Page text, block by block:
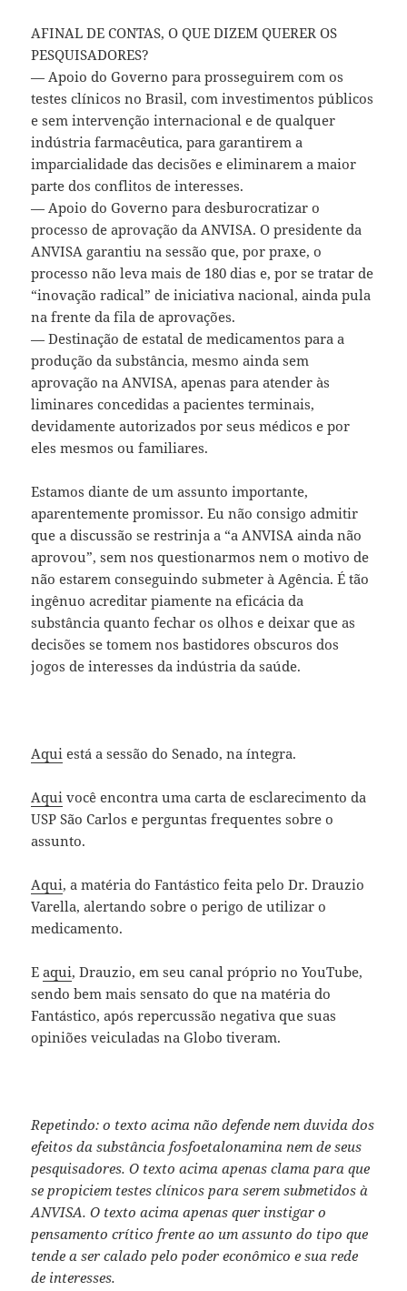
AFINAL DE CONTAS, O QUE DIZEM QUERER OS
PESQUISADORES?
— Apoio do Governo para prosseguirem com os
testes clínicos no Brasil, com investimentos públicos
e sem intervenção internacional e de qualquer
indústria farmacêutica, para garantirem a
imparcialidade das decisões e eliminarem a maior
parte dos conflitos de interesses.
— Apoio do Governo para desburocratizar o
processo de aprovação da ANVISA. O presidente da
ANVISA garantiu na sessão que, por praxe, o
processo não leva mais de 180 dias e, por se tratar de
“inovação radical” de iniciativa nacional, ainda pula
na frente da fila de aprovações.
— Destinação de estatal de medicamentos para a
produção da substância, mesmo ainda sem
aprovação na ANVISA, apenas para atender às
liminares concedidas a pacientes terminais,
devidamente autorizados por seus médicos e por
eles mesmos ou familiares.
Estamos diante de um assunto importante,
aparentemente promissor. Eu não consigo admitir
que a discussão se restrinja a “a ANVISA ainda não
aprovou”, sem nos questionarmos nem o motivo de
não estarem conseguindo submeter à Agência. É tão
ingênuo acreditar piamente na eficácia da
substância quanto fechar os olhos e deixar que as
decisões se tomem nos bastidores obscuros dos
jogos de interesses da indústria da saúde.
Aqui está a sessão do Senado, na íntegra.
Aqui você encontra uma carta de esclarecimento da
USP São Carlos e perguntas frequentes sobre o
assunto.
Aqui, a matéria do Fantástico feita pelo Dr. Drauzio
Varella, alertando sobre o perigo de utilizar o
medicamento.
Eaqui, Drauzio, em seu canal próprio no YouTube,
sendo bem mais sensato do que na matéria do
Fantástico, após repercussão negativa que suas
opiniões veiculadas na Globo tiveram.
Repetindo: o texto acima não defende nem duvida dos
efeitos da substância fosfoetalonamina nem de seus
pesquisadores. O texto acima apenas clama para que
se propiciem testes clínicos para serem submetidos à
ANVISA. O texto acima apenas quer instigar o
pensamento crítico frente ao um assunto do tipo que
tende a ser calado pelo poder econômico e sua rede
de interesses.